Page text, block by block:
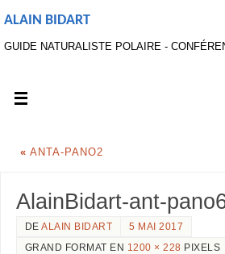
ALAIN BIDART
GUIDE NATURALISTE POLAIRE -
« ANTA-PANO2
AlainBidart-ant-
DEALAIN BIDART
5 MAI 2017
GRAND FORMAT EN 1200 × 228 PIXELS